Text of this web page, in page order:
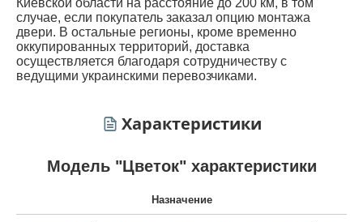
Киевской области на расстояние до 200 км, в том
случае, если покупатель заказал опцию монтажа
двери. В остальные регионы, кроме временно
оккупированных территорий, доставка
осуществляется благодаря сотрудничеству с
ведущими украинскими перевозчиками.
Характеристики
Модель "Цветок" характеристики
Назначение